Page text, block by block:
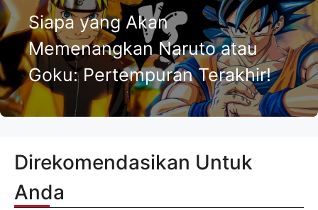
Siapa yang Akan
Memenangkan Naruto atau
Goku: Pertempuran Terakhir!
Direkomendasikan Untuk
Anda